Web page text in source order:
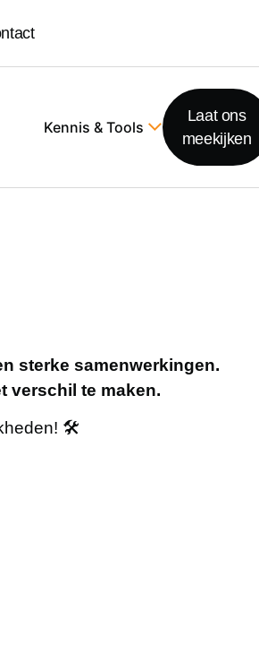
Kennis & Tools
Laat ons
meekijken
sterke samenwerkingen.
verschil te maken.
🛠️